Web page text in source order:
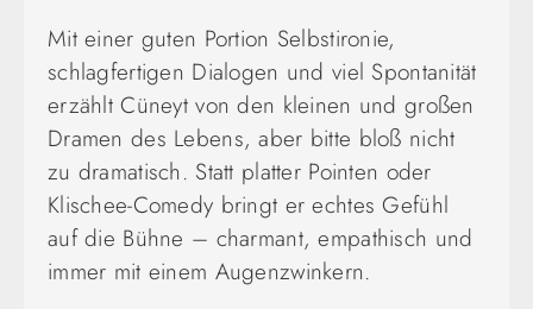
Mit einer guten Portion Selbstironie,
schlagfertigen Dialogen und viel Spontanität
erzählt Cüneyt von den kleinen und großen
Dramen des Lebens, aber bitte bloß nicht
zu dramatisch. Statt platter Pointen oder
Klischee-Comedy bringt er echtes Gefühl
auf die Bühne – charmant, empathisch und
immer mit einem Augenzwinkern.